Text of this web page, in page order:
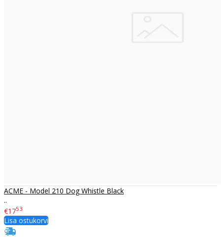
ACME - Model 210 Dog Whistle Black
..
€1753
Lisa ostukorvi